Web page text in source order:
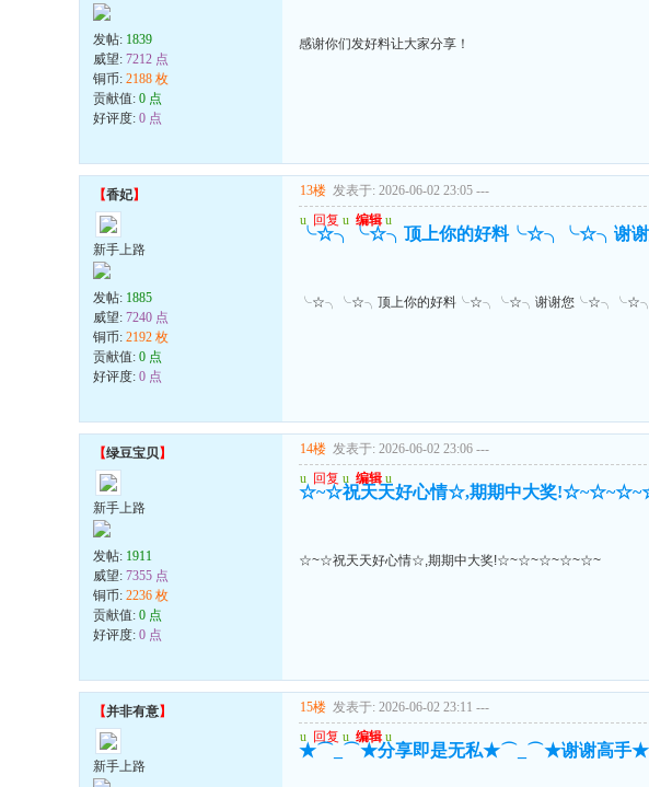
发帖: 1839
威望: 7212 点
铜币: 2188 枚
贡献值: 0 点
好评度: 0 点
感谢你们发好料让大家分享！
【香妃】
新手上路
发帖: 1885
威望: 7240 点
铜币: 2192 枚
贡献值: 0 点
好评度: 0 点
13楼 发表于: 2026-06-02 23:05 ---
u 回复 u 编辑 u
╰☆╮╰☆╮顶上你的好料╰☆╮╰☆╮谢
╰☆╮╰☆╮顶上你的好料╰☆╮╰☆╮谢谢您╰☆╮╰☆╮
【绿豆宝贝】
新手上路
发帖: 1911
威望: 7355 点
铜币: 2236 枚
贡献值: 0 点
好评度: 0 点
14楼 发表于: 2026-06-02 23:06 ---
u 回复 u 编辑 u
☆~☆祝天天好心情☆,期期中大奖
☆~☆祝天天好心情☆,期期中大奖!☆~☆~☆~☆~☆~
【并非有意】
新手上路
15楼 发表于: 2026-06-02 23:11 ---
u 回复 u 编辑 u
★⌒_⌒★分享即是无私★⌒_⌒★谢谢高